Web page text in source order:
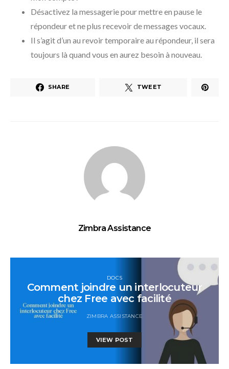
Désactivez la messagerie pour mettre en pause le
répondeur et ne plus recevoir de messages vocaux.
Il s’agit d’un au revoir temporaire au répondeur, il sera
toujours là quand vous en aurez besoin à nouveau.
SHARE TWEET
Zimbra Assistance
DOCS
Comment joindre un interlocuteur
chez Free avec facilité
ZIMBRA ASSISTANCE
VIEW POST